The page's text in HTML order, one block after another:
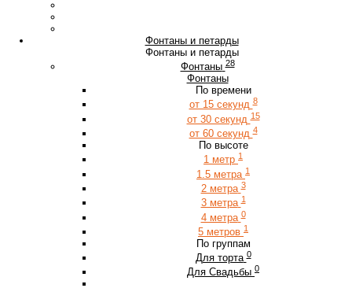
Фонтаны и петарды
Фонтаны и петарды
Фонтаны 28
Фонтаны
По времени
от 15 секунд 8
от 30 секунд 15
от 60 секунд 4
По высоте
1 метр 1
1.5 метра 1
2 метра 3
3 метра 1
4 метра 0
5 метров 1
По группам
Для торта 0
Для Свадьбы 0